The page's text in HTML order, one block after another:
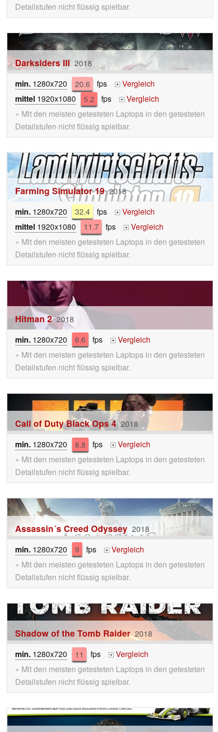
Detailstufen nicht flüssig spielbar.
Darksiders III 2018
min. 1280x720 20.6 fps +
Vergleich
mittel 1920x1080 5.2 fps +
Vergleich
» Mit den meisten getesteten Laptops in den getesteten
Detailstufen nicht flüssig spielbar.
Farming Simulator 19 2018
min. 1280x720 32.4 fps +
Vergleich
mittel 1920x1080 11.7 fps +
Vergleich
» Mit den meisten getesteten Laptops in den getesteten
Detailstufen nicht flüssig spielbar.
Hitman 2 2018
min. 1280x720 6.6 fps +
Vergleich
» Mit den meisten getesteten Laptops in den getesteten
Detailstufen nicht flüssig spielbar.
Call of Duty Black Ops 4 2018
min. 1280x720 8.8 fps +
Vergleich
» Mit den meisten getesteten Laptops in den getesteten
Detailstufen nicht flüssig spielbar.
Assassin´s Creed Odyssey 2018
min. 1280x720 9 fps +
Vergleich
» Mit den meisten getesteten Laptops in den getesteten
Detailstufen nicht flüssig spielbar.
Shadow of the Tomb Raider 2018
min. 1280x720 11 fps +
Vergleich
» Mit den meisten getesteten Laptops in den getesteten
Detailstufen nicht flüssig spielbar.